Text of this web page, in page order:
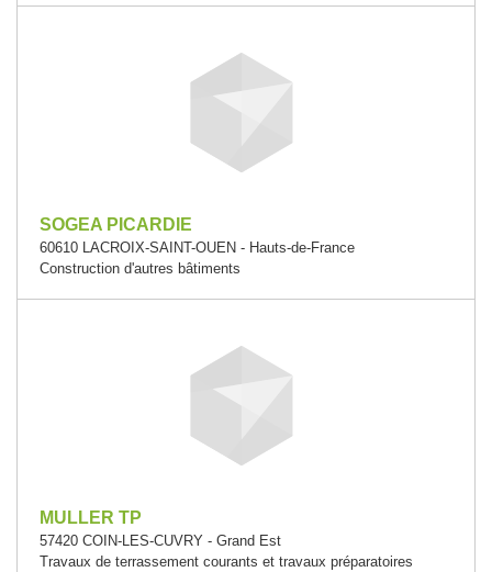
SOGEA PICARDIE
60610 LACROIX-SAINT-OUEN - Hauts-de-France
Construction d'autres bâtiments
MULLER TP
57420 COIN-LES-CUVRY - Grand Est
Travaux de terrassement courants et travaux préparatoires